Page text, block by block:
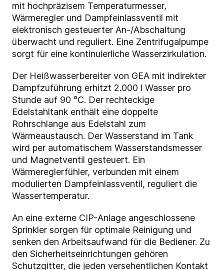
mit hochpräzisem Temperaturmesser,
Wärmeregler und Dampfeinlassventil mit
elektronisch gesteuerter An-/Abschaltung
überwacht und reguliert. Eine Zentrifugalpumpe
sorgt für eine kontinuierliche Wasserzirkulation.
Der Heißwasserbereiter von GEA mit indirekter
Dampfzuführung erhitzt 2.000 l Wasser pro
Stunde auf 90 °C. Der rechteckige
Edelstahltank enthält eine doppelte
Rohrschlange aus Edelstahl zum
Wärmeaustausch. Der Wasserstand im Tank
wird per automatischem Wasserstandsmesser
und Magnetventil gesteuert. Ein
Wärmereglerfühler, verbunden mit einem
modulierten Dampfeinlassventil, reguliert die
Wassertemperatur.
An eine externe CIP-Anlage angeschlossene
Sprinkler sorgen für optimale Reinigung und
senken den Arbeitsaufwand für die Bediener. Zu
den Sicherheitseinrichtungen gehören
Schutzgitter, die jeden versehentlichen Kontakt